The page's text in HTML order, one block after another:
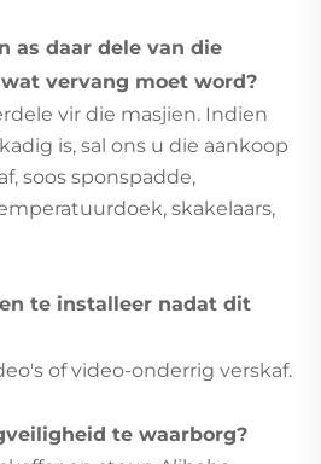
as daar dele van die
vervang moet word?
vir die masjien. Indien
is, sal ons u die aankoop
soos sponspadde,
skakelaars,
te installeer nadat dit
of video-onderrig verskaf.
te waarborg?